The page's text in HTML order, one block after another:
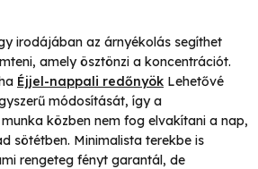
irodájában az árnyékolás segíthet
amely ösztönzi a koncentrációt.
Éjjel-nappali redőnyök Lehetővé
módosítását, így a
közben nem fog elvakítani a nap,
sötétben. Minimalista terekbe is
rengeteg fényt garantál, de